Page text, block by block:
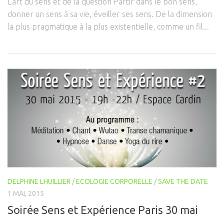
Connaissance de soi
Voies du féminin
Vidéos
PARTENAIRES
CONTACT
donner un sens à sa vie, éveiller ses sens. De la dimension
la plus pragmatique à la plus existentielle, comme un fil...
DELPHINE LHUILLIER /ECOLOGIE CORPORELLE /SAVE THE DATE
1 MAI, 2015
Soirée Sens et Expérience Paris 30 mai